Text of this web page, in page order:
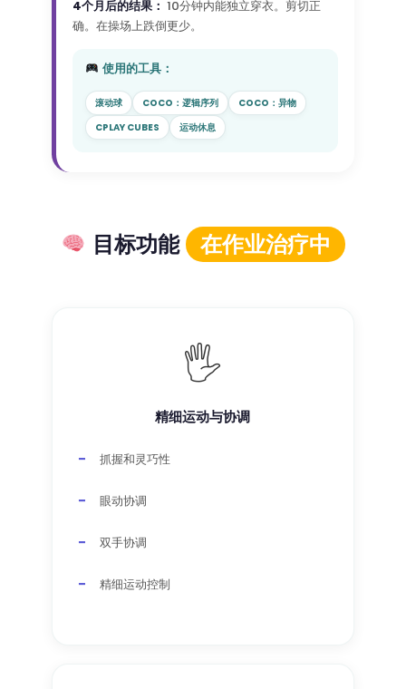
4个月后的结果： 10分钟内能独立穿衣。剪切正
确。在操场上跌倒更少。
使用的工具：
滚动球 COCO：逻辑序列
COCO：异物
CPLAY CUBES
运动休息
目标功能 在作业治疗中
🖐
精细运动与协调
抓握和灵巧性
眼动协调
双手协调
精细运动控制